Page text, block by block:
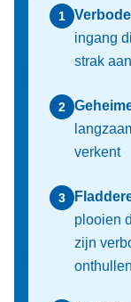
1
ingang
strak
2
verkent
3
plooien
zijn
onthullen